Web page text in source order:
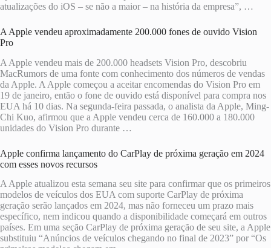
atualizações do iOS – se não a maior – na história da empresa”, …
A Apple vendeu aproximadamente 200.000 fones de ouvido Vision
Pro
A Apple vendeu mais de 200.000 headsets Vision Pro, descobriu
MacRumors de uma fonte com conhecimento dos números de vendas
da Apple. A Apple começou a aceitar encomendas do Vision Pro em
19 de janeiro, então o fone de ouvido está disponível para compra nos
EUA há 10 dias. Na segunda-feira passada, o analista da Apple, Ming-
Chi Kuo, afirmou que a Apple vendeu cerca de 160.000 a 180.000
unidades do Vision Pro durante …
Apple confirma lançamento do CarPlay de próxima geração em 2024
com esses novos recursos
A Apple atualizou esta semana seu site para confirmar que os primeiros
modelos de veículos dos EUA com suporte CarPlay de próxima
geração serão lançados em 2024, mas não forneceu um prazo mais
específico, nem indicou quando a disponibilidade começará em outros
países. Em uma seção CarPlay de próxima geração de seu site, a Apple
substituiu “Anúncios de veículos chegando no final de 2023” por “Os